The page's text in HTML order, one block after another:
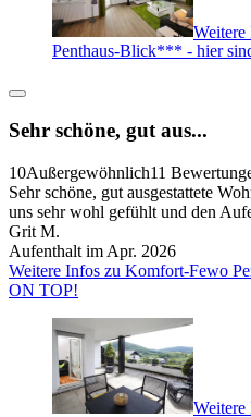
Penthaus-Blick*** - hier
Sehr schöne, gut aus...
10Außergewöhnlich11
Sehr schöne, gut ausgestattete
uns sehr wohl gefühlt und den
Grit M.
Aufenthalt im Apr. 2026
Weitere Infos zu Komfort-Fewo
ON TOP!
Weitere